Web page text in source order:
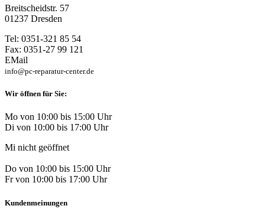
Breitscheidstr. 57
01237 Dresden
Tel: 0351-321 85 54
Fax: 0351-27 99 121
EMail
info@pc-reparatur-center.de
Wir öffnen für Sie:
Mo von 10:00 bis 15:00 Uhr
Di von 10:00 bis 17:00 Uhr
Mi nicht geöffnet
Do von 10:00 bis 15:00 Uhr
Fr von 10:00 bis 17:00 Uhr
Kundenmeinungen